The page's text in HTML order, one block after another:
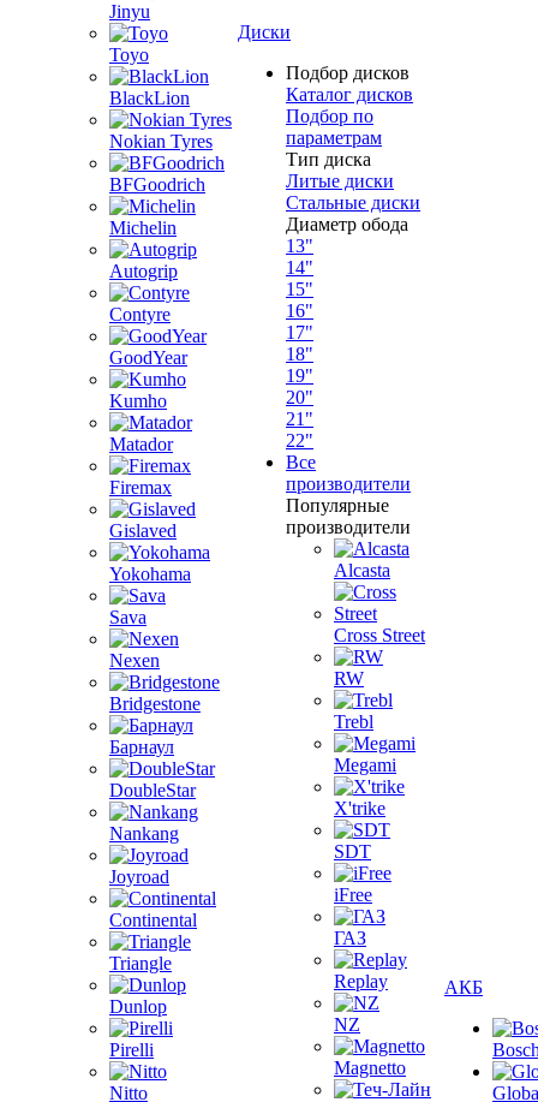
Jinyu
Toyo
BlackLion
Nokian Tyres
BFGoodrich
Michelin
Autogrip
Contyre
GoodYear
Kumho
Matador
Firemax
Gislaved
Yokohama
Sava
Nexen
Bridgestone
Барнаул
DoubleStar
Nankang
Joyroad
Continental
Triangle
Dunlop
Pirelli
Nitto
Диски
Подбор дисков
Каталог дисков
Подбор по
параметрам
Тип диска
Литые диски
Стальные диски
Диаметр обода
13"
14"
15"
16"
17"
18"
19"
20"
21"
22"
Все
производители
Популярные
производители
Alcasta
Cross Street
RW
Trebl
Megami
X'trike
SDT
iFree
ГАЗ
Replay
NZ
Magnetto
АКБ